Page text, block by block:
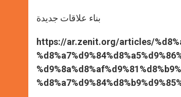
بناء علاقات جديدة
https://ar.zenit.org/articles/